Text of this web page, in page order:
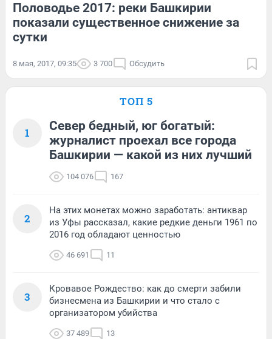
Половодье 2017: реки Башкирии
показали существенное снижение за
сутки
8 мая, 2017, 09:35 3 700 Обсудить
ТОП 5
1
Север бедный, юг богатый:
журналист проехал все города
Башкирии — какой из них лучший
104 076 167
2
На этих монетах можно заработать: антиквар
из Уфы рассказал, какие редкие деньги 1961 по
2016 год обладают ценностью
46 691 11
3
Кровавое Рождество: как до смерти забили
бизнесмена из Башкирии и что стало с
организатором убийства
37 489 13